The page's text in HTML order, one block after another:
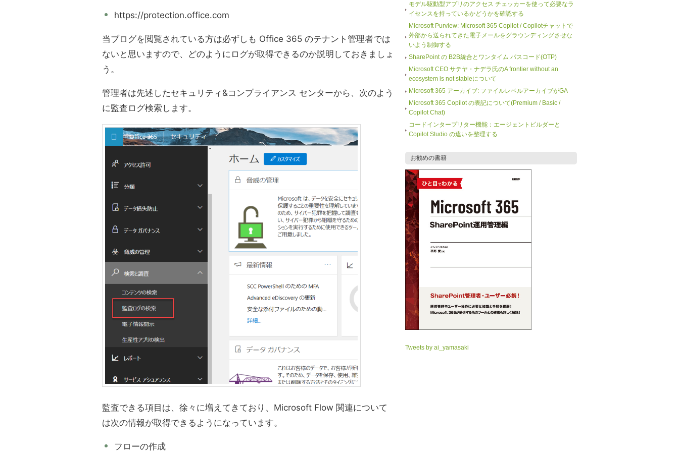
https://protection.office.com
当ブログを閲覧されている方は必ずしも Office 365 のテナント管理者では
ないと思いますので、どのようにログが取得できるのか説明しておきましょ
う。
管理者は先述したセキュリティ&コンプライアンス センターから、次のよう
に監査ログ検索します。
監査できる項目は、徐々に増えてきており、Microsoft Flow 関連について
は次の情報が取得できるようになっています。
フローの作成
モデル駆動型アプリのアクセス チェッカーを使って必要なラ
イセンスを持っているかどうかを確認する
Microsoft Purview: Microsoft 365 Copilot / Copilotチャットで
外部から送られてきた電子メールをグラウンディングさせな
いよう制御する
SharePoint の B2B統合とワンタイム パスコード(OTP)
Microsoft CEO サテヤ・ナデラ氏のA frontier without an
ecosystem is not stableについて
Microsoft 365 アーカイブ: ファイルレベルアーカイブがGA
Microsoft 365 Copilot の表記について(Premium / Basic /
Copilot Chat)
コードインタープリター機能：エージェントビルダーと
Copilot Studio の違いを整理する
お勧めの書籍
Tweets by ai_yamasaki